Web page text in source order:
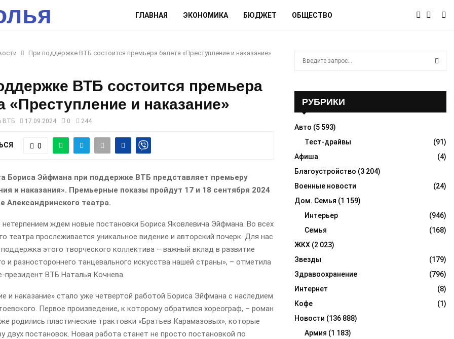
ГЛАВНАЯ ЭКОНОМИКА БЮДЖЕТ ОБЩЕСТВО
При поддержке ВТБ состоится премьера балета «Преступление и наказание»
ВТБ состоится премьера
«Преступление и наказание»
ВТБ 17.09.2024 0 244
0
Бориса Эйфмана при поддержке ВТБ представляет премьеру
и наказания». Премьерные показы пройдут 17 и 18 сентября 2024
Александринского театра.
ждем новые постановки Бориса Яковлевича Эйфмана. Во всех
театра прослеживается уникальное видение и авторский почерк. Для нас
этого творческого коллектива – важный вклад в развитие
и разностороннего танцевального искусства нашей страны», – отметила
президент ВТБ Наталья Кочнева.
и наказание» стало уже четвертой работой Бориса Эйфмана с наследием
Первое произведение, к которому обратился хореограф, – роман
родились пластические трактовки «Братьев Карамазовых», которые
двух постановок. Новая работа станет не просто постановкой по
o
R
C
H
РУБРИКИ
Авто (5 593)
Тест-драйвы
(91)
Афиша
(4)
Благоустройство (3 204)
Военные новости
(24)
Дом. Семья (1 159)
Интерьер
(946)
Семья
(168)
ЖКХ (2 023)
Звезды
(179)
Здравоохранение
(796)
Интернет
(8)
Кофе
(1)
Новости (136 888)
Армия (1 183)